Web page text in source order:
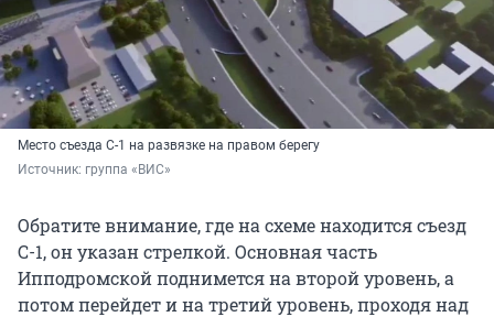
Место съезда С-1 на развязке на правом берегу
Источник: группа «ВИС»
Обратите внимание, где на схеме находится съезд
С-1, он указан стрелкой. Основная часть
Ипподромской поднимется на второй уровень, а
потом перейдет и на третий уровень, проходя над